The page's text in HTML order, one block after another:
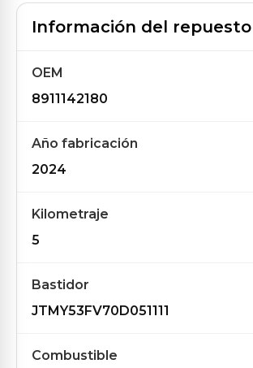
Información del repuesto
OEM
8911142180
Año fabricación
2024
Kilometraje
5
Bastidor
JTMY53FV70D051111
Combustible